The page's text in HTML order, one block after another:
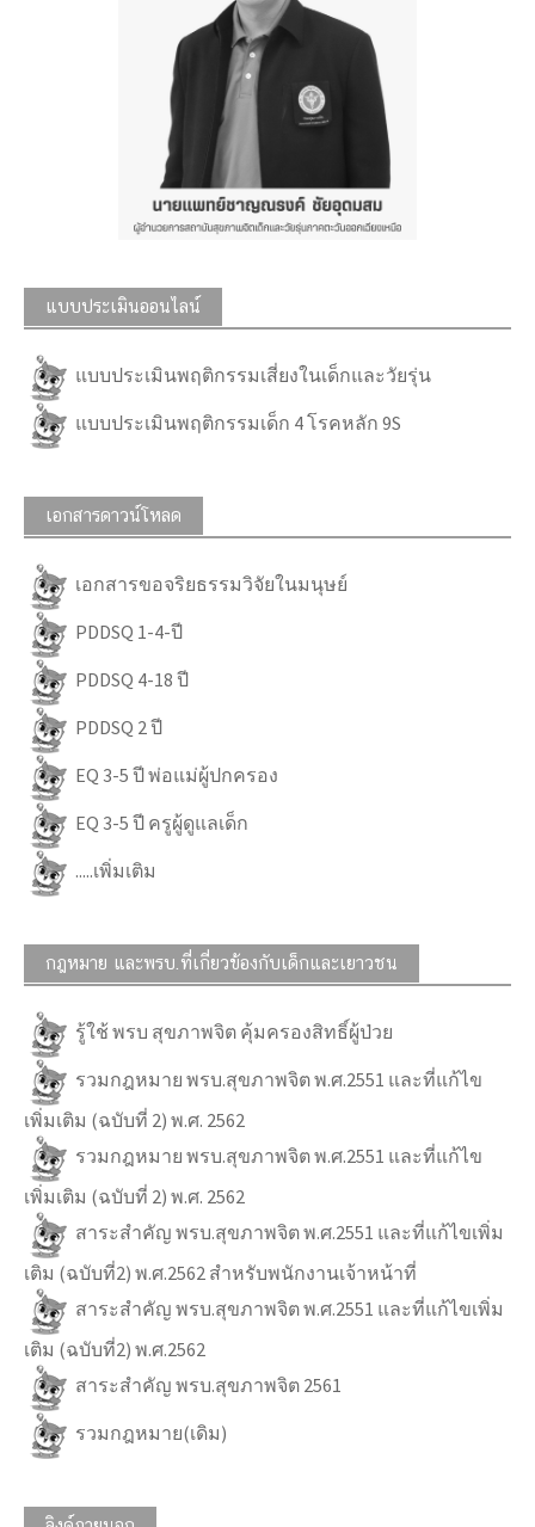
แบบประเมินออนไลน์
แบบประเมินพฤติกรรมเสี่ยงในเด็กและวัยรุ่น
แบบประเมินพฤติกรรมเด็ก 4 โรคหลัก 9S
เอกสารดาวน์โหลด
เอกสารขอจริยธรรมวิจัยในมนุษย์
PDDSQ 1-4-ปี
PDDSQ 4-18 ปี
PDDSQ 2 ปี
EQ 3-5 ปี พ่อแม่ผู้ปกครอง
EQ 3-5 ปี ครูผู้ดูแลเด็ก
.....เพิ่มเติม
กฎหมาย และพรบ.ที่เกี่ยวข้องกับเด็กและเยาวชน
รู้ใช้ พรบ สุขภาพจิต คุ้มครองสิทธิ์ผู้ป่วย
รวมกฎหมาย พรบ.สุขภาพจิต พ.ศ.2551 และที่แก้ไข
เพิ่มเติม (ฉบับที่ 2) พ.ศ. 2562
รวมกฎหมาย พรบ.สุขภาพจิต พ.ศ.2551 และที่แก้ไข
เพิ่มเติม (ฉบับที่ 2) พ.ศ. 2562
สาระสำคัญ พรบ.สุขภาพจิต พ.ศ.2551 และที่แก้ไขเพิ่ม
เติม (ฉบับที่2) พ.ศ.2562 สำหรับพนักงานเจ้าหน้าที่
สาระสำคัญ พรบ.สุขภาพจิต พ.ศ.2551 และที่แก้ไขเพิ่ม
เติม (ฉบับที่2) พ.ศ.2562
สาระสำคัญ พรบ.สุขภาพจิต 2561
รวมกฎหมาย(เดิม)